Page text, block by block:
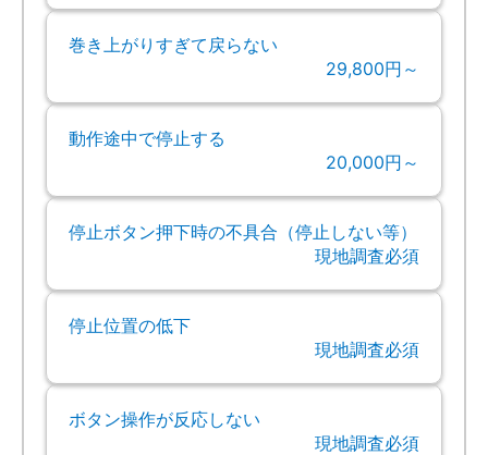
巻き上がりすぎて戻らない
29,800円～
動作途中で停止する
20,000円～
停止ボタン押下時の不具合（停止しない等）
現地調査必須
停止位置の低下
現地調査必須
ボタン操作が反応しない
現地調査必須